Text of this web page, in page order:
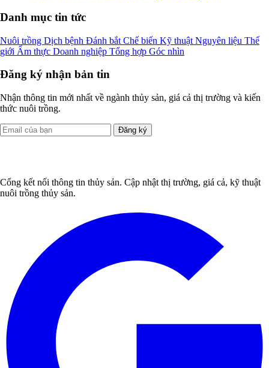
Danh mục tin tức
Nuôi trồng Dịch bệnh Đánh bắt Chế biến Kỹ thuật Nguyên liệu Thế
giới Ẩm thực Doanh nghiệp Tổng hợp Góc nhìn
Đăng ký nhận bản tin
Nhận thông tin mới nhất về ngành thủy sản, giá cả thị trường và kiến
thức nuôi trồng.
Đăng ký
Cổng kết nối thông tin thủy sản. Cập nhật thị trường, giá cả, kỹ thuật
nuôi trồng thủy sản.